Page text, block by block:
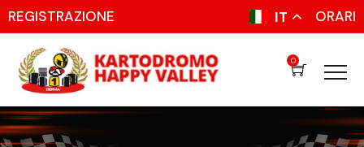
REGISTRAZIONE IT ORARI
0